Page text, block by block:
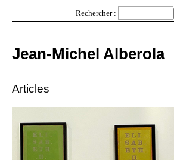
Regarder
Dossiers
Rechercher :
Jean-Michel Alberola
Articles